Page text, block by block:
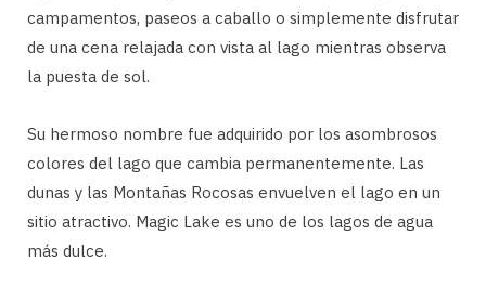
campamentos, paseos a caballo o simplemente disfrutar
de una cena relajada con vista al lago mientras observa
la puesta de sol.
Su hermoso nombre fue adquirido por los asombrosos
colores del lago que cambia permanentemente. Las
dunas y las Montañas Rocosas envuelven el lago en un
sitio atractivo. Magic Lake es uno de los lagos de agua
más dulce.